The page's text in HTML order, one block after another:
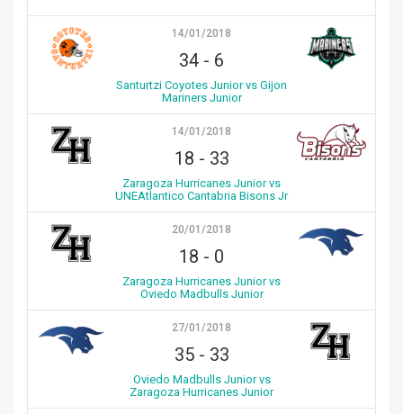
14/01/2018
34 - 6
Santurtzi Coyotes Junior vs Gijon
Mariners Junior
14/01/2018
18 - 33
Zaragoza Hurricanes Junior vs
UNEAtlantico Cantabria Bisons Jr
20/01/2018
18 - 0
Zaragoza Hurricanes Junior vs
Oviedo Madbulls Junior
27/01/2018
35- 33
Oviedo Madbulls Junior vs
Zaragoza Hurricanes Junior